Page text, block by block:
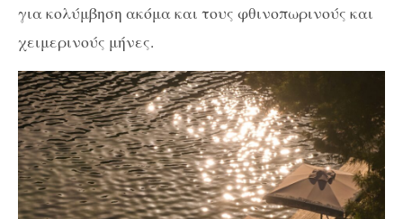
για κολύμβηση ακόμα και τους φθινοπωρινούς και
χειμερινούς μήνες.